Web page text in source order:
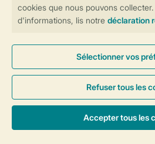
Plus d’infos et
Conditions générales Privée
© 2026 Landal